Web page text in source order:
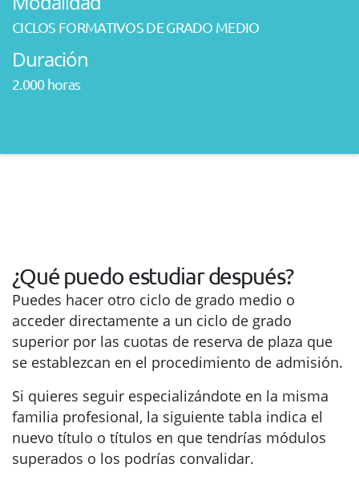
CICLOS FORMATIVOS DE GRADO MEDIO
Duración
2.000 horas
¿Qué puedo estudiar después?
Puedes hacer otro ciclo de grado medio o
acceder directamente a un ciclo de grado
superior por las cuotas de reserva de plaza que
se establezcan en el procedimiento de admisión.
Si quieres seguir especializándote en la misma
familia profesional, la siguiente tabla indica el
nuevo título o títulos en que tendrías módulos
superados o los podrías convalidar.